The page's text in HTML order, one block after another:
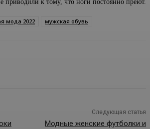
приводили к тому, что ноги постоянно преют.
мода 2022 мужская обувь
Следующая статья
Модные женские футболки и